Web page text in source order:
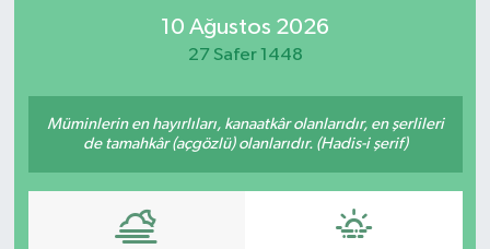
10 Ağustos 2026
27 Safer 1448
Müminlerin en hayırlıları, kanaatkâr olanlarıdır, en şerlileri
de tamahkâr (açgözlü) olanlarıdır. (Hadis-i şerif)
Haber Arşivi